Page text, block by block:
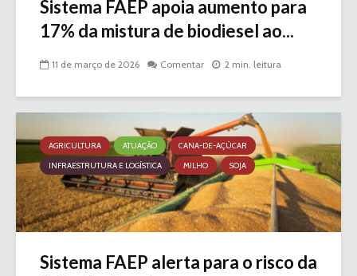
Sistema FAEP apoia aumento para
17% da mistura de biodiesel ao...
11 de março de 2026 Comentar 2 min. leitura
AGRICULTURA ATUAÇÃO
CANA-DE-AÇÚCAR
INFRAESTRUTURA E LOGÍSTICA
MILHO SOJA
Sistema FAEP alerta para o risco da